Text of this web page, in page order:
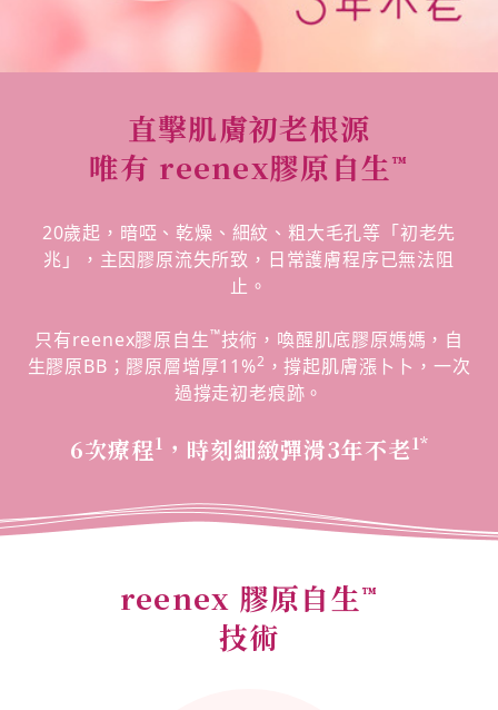
直擊肌膚初老根源
唯有 reenex膠原自生™
20歲起，暗啞、乾燥、細紋、粗大毛孔等「初老先
兆」，主因膠原流失所致，日常護膚程序已無法阻
止。
只有reenex膠原自生™技術，喚醒肌底膠原媽媽，自
生膠原BB；膠原層增厚11%2 ，撐起肌膚漲卜卜，一次
過撐走初老痕跡。
6次療程1 ，時刻細緻彈滑3年不老1*
reenex 膠原自生™
技術